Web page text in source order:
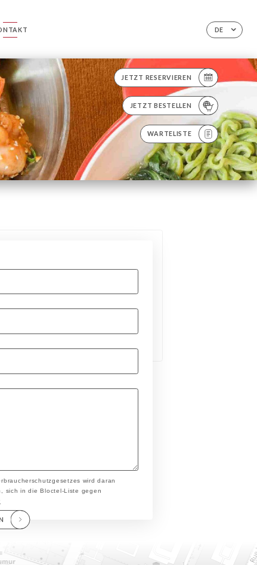
DE
JETZT RESERVIEREN
JETZT BESTELLEN
WARTELISTE
wird daran
sich in die Bloctel-Liste gegen